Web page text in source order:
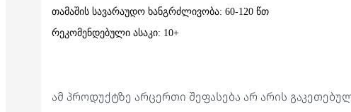
თამაშის სავარაუდო ხანგრძლივობა: 60-120 წთ
რეკომენდებული ასაკი: 10+
ამ პროდუქტზე არცერთი შეფასება არ არის